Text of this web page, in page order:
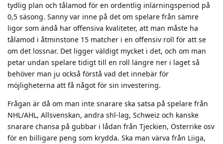
tydlig plan och tålamod för en ordentlig inlärningsperiod på
0,5 säsong. Sanny var inne på det om spelare från sämre
ligor som ändå har offensiva kvaliteter, att man måste ha
tålamod i åtminstone 15 matcher i en offensiv roll för att se
om det lossnar. Det ligger väldigt mycket i det, och om man
petar undan spelare tidigt till en roll längre ner i laget så
behöver man ju också förstå vad det innebär för
möjligheterna att få något för sin investering.
Frågan är då om man inte snarare ska satsa på spelare från
NHL/AHL, Allsvenskan, andra shl-lag, Schweiz och kanske
snarare chansa på gubbar i lådan från Tjeckien, Österrike osv
för en billigare peng som krydda. Ska man värva från Liiga,